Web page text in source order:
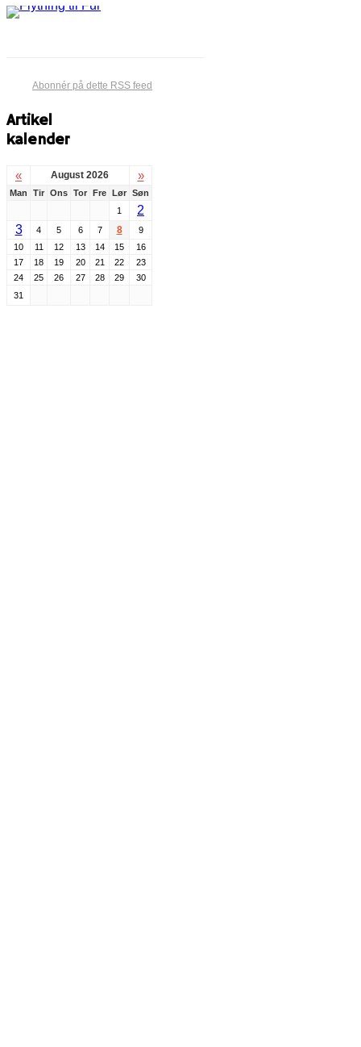
Abonnér på dette RSS feed
Artikel
kalender
« August 2026 »
Man Tir Ons Tor Fre Lør Søn
1
2
3
4 5 6 7 8
9
10
11 12 13 14 15
16
17
18 19 20 21 22
23
24
25 26 27 28 29
30
31